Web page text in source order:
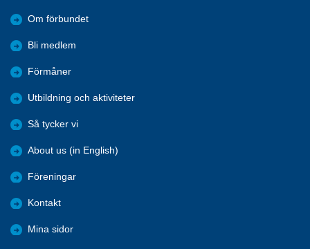
Om förbundet
Bli medlem
Förmåner
Utbildning och aktiviteter
Så tycker vi
About us (in English)
Föreningar
Kontakt
Mina sidor